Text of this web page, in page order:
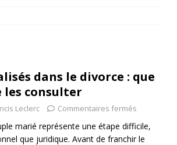
dans le divorce : que
consulter
Leclerc Commentaires fermés
marié représente une étape difficile,
que juridique. Avant de franchir le